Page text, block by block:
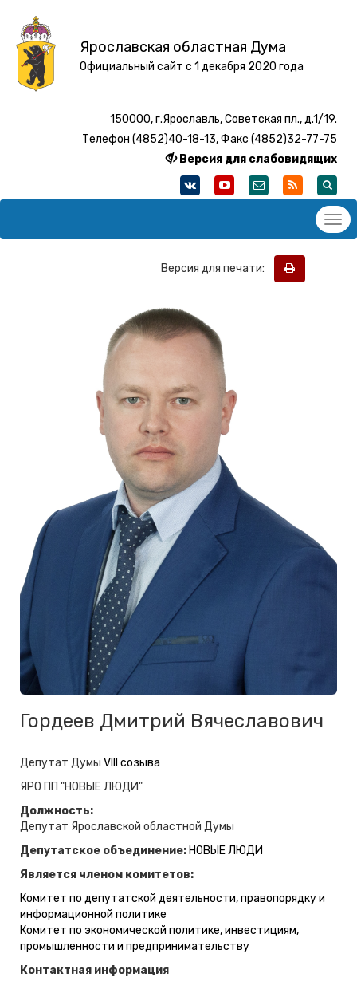
Ярославская областная Дума
Официальный сайт с 1 декабря 2020 года
150000, г.Ярославль, Советская пл., д.1/19.
Телефон (4852)40-18-13, Факс (4852)32-77-75
Версия для слабовидящих
Версия для печати:
Гордеев Дмитрий Вячеславович
Депутат Думы VIII созыва
ЯРО ПП "НОВЫЕ ЛЮДИ"
Должность:
Депутат Ярославской областной Думы
Депутатское объединение: НОВЫЕ ЛЮДИ
Является членом комитетов:
Комитет по депутатской деятельности, правопорядку и
информационной политике
Комитет по экономической политике, инвестициям,
промышленности и предпринимательству
Контактная информация